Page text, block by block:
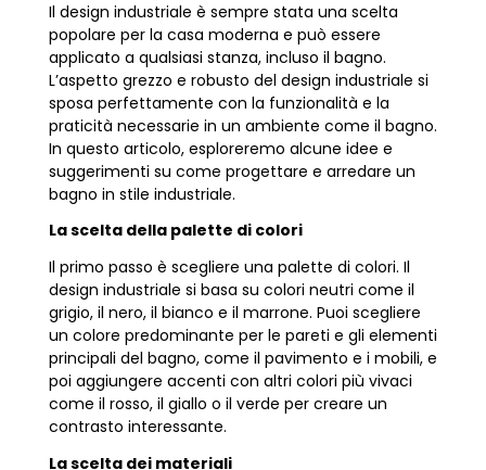
Il design industriale è sempre stata una scelta
popolare per la casa moderna e può essere
applicato a qualsiasi stanza, incluso il bagno.
L’aspetto grezzo e robusto del design industriale si
sposa perfettamente con la funzionalità e la
praticità necessarie in un ambiente come il bagno.
In questo articolo, esploreremo alcune idee e
suggerimenti su come progettare e arredare un
bagno in stile industriale.
La scelta della palette di colori
Il primo passo è scegliere una palette di colori. Il
design industriale si basa su colori neutri come il
grigio, il nero, il bianco e il marrone. Puoi scegliere
un colore predominante per le pareti e gli elementi
principali del bagno, come il pavimento e i mobili, e
poi aggiungere accenti con altri colori più vivaci
come il rosso, il giallo o il verde per creare un
contrasto interessante.
La scelta dei materiali